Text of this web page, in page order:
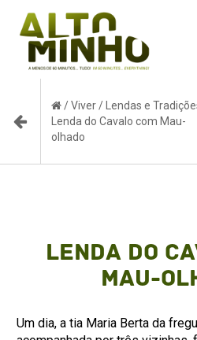
/Viver/ Lendas e
Lenda do Cavalo com Mau-
olhado
Lenda do
Mau-
Um dia, a tia Maria Berta da